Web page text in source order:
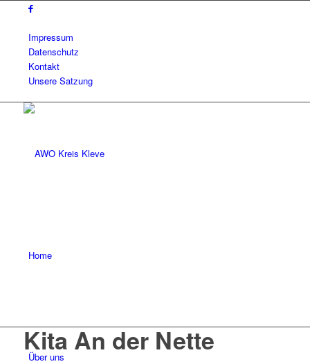
Impressum
Datenschutz
Kontakt
Unsere Satzung
Home
Über uns
Kita An der Nette